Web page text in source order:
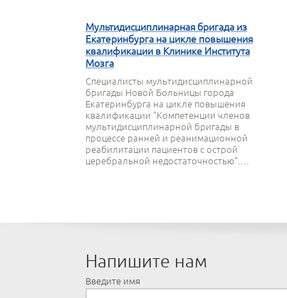
Мультидисциплинарная бригада из
Екатеринбурга на цикле повышения
квалификации в Клинике Института
Мозга
Специалисты мультидисциплинарной
бригады Новой Больницы города
Екатеринбурга на цикле повышения
квалификации "Компетенции членов
мультидисциплинарной бригады в
процессе ранней и реанимационной
реабилитации пациентов с острой
церебральной недостаточностью".…
Напишите нам
Введите имя